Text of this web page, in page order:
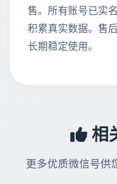
售。所有账号已实
积累真实数据。售
长期稳定使用。
相
更多优质微信号供